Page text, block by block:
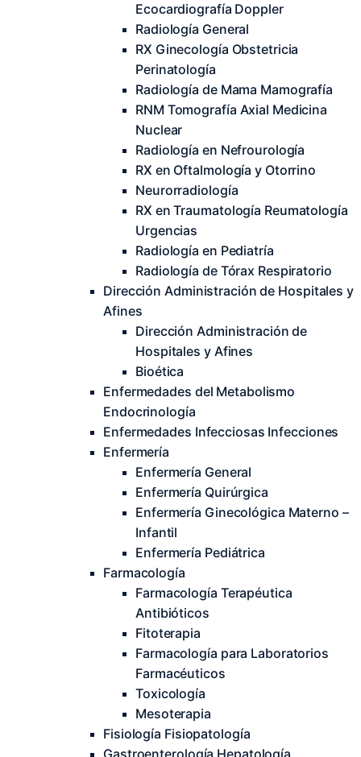
Ecocardiografía Doppler
Radiología General
RX Ginecología Obstetricia
Perinatología
Radiología de Mama Mamografía
RNM Tomografía Axial Medicina
Nuclear
Radiología en Nefrourología
RX en Oftalmología y Otorrino
Neurorradiología
RX en Traumatología Reumatología
Urgencias
Radiología en Pediatría
Radiología de Tórax Respiratorio
Dirección Administración de Hospitales y
Afines
Dirección Administración de
Hospitales y Afines
Bioética
Enfermedades del Metabolismo
Endocrinología
Enfermedades Infecciosas Infecciones
Enfermería
Enfermería General
Enfermería Quirúrgica
Enfermería Ginecológica Materno –
Infantil
Enfermería Pediátrica
Farmacología
Farmacología Terapéutica
Antibióticos
Fitoterapia
Farmacología para Laboratorios
Farmacéuticos
Toxicología
Mesoterapia
Fisiología Fisiopatología
Gastroenterología Hepatología